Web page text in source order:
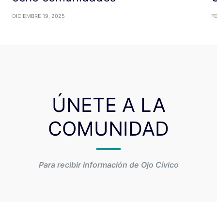
DICIEMBRE 19, 2025
ÚNETE A LA
COMUNIDAD
Para recibir información de Ojo Cívico